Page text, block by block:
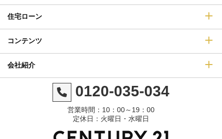
住宅ローン
コンテンツ
会社紹介
0120-035-034
営業時間：10：00～19：00
定休日：火曜日・水曜日